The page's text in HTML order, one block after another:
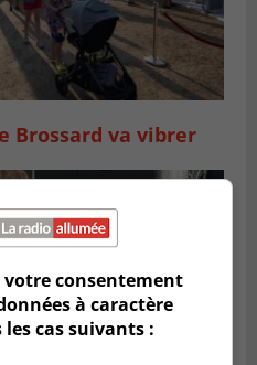
Brossard va vibrer
votre consentement
à caractère
cas suivants :